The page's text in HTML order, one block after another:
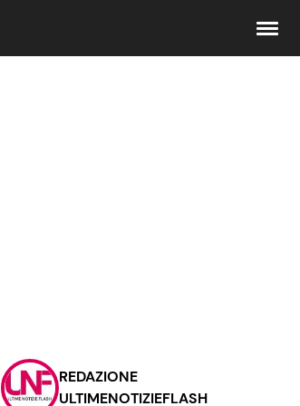
Contattaci
Pubblicità
REDAZIONE
ULTIMENOTIZIEFLASH